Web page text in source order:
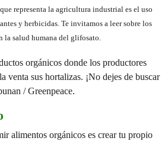
representa la agricultura industrial es el uso
y herbicidas. Te invitamos a leer sobre los
la salud humana del glifosato.
alimentos orgánicos es crear tu propio